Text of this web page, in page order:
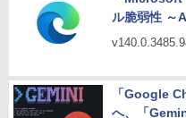
ル脆弱性 ～
「Google
へ、「